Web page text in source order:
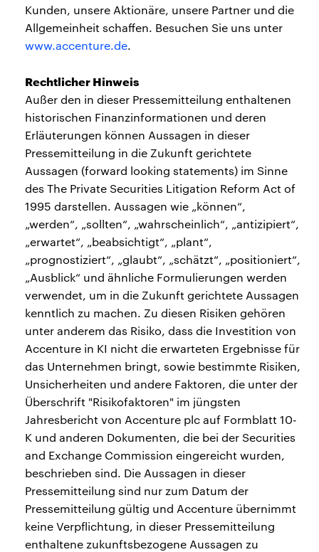
Kunden, unsere Aktionäre, unsere Partner und die
Allgemeinheit schaffen. Besuchen Sie uns unter
www.accenture.de.
Rechtlicher Hinweis
Außer den in dieser Pressemitteilung enthaltenen
historischen Finanzinformationen und deren
Erläuterungen können Aussagen in dieser
Pressemitteilung in die Zukunft gerichtete
Aussagen (forward looking statements) im Sinne
des The Private Securities Litigation Reform Act of
1995 darstellen. Aussagen wie „können“,
„werden“, „sollten“, „wahrscheinlich“, „antizipiert“,
„erwartet“, „beabsichtigt“, „plant“,
„prognostiziert“, „glaubt“, „schätzt“, „positioniert“,
„Ausblick“ und ähnliche Formulierungen werden
verwendet, um in die Zukunft gerichtete Aussagen
kenntlich zu machen. Zu diesen Risiken gehören
unter anderem das Risiko, dass die Investition von
Accenture in KI nicht die erwarteten Ergebnisse für
das Unternehmen bringt, sowie bestimmte Risiken,
Unsicherheiten und andere Faktoren, die unter der
Überschrift "Risikofaktoren" im jüngsten
Jahresbericht von Accenture plc auf Formblatt 10-
K und anderen Dokumenten, die bei der Securities
and Exchange Commission eingereicht wurden,
beschrieben sind. Die Aussagen in dieser
Pressemitteilung sind nur zum Datum der
Pressemitteilung gültig und Accenture übernimmt
keine Verpflichtung, in dieser Pressemitteilung
enthaltene zukunftsbezogene Aussagen zu